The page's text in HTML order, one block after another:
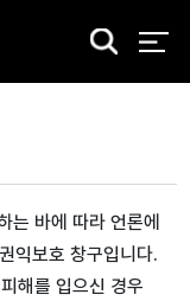
검
는 바에 따라 언론에
익보호 창구입니다.
해를 입으신 경우